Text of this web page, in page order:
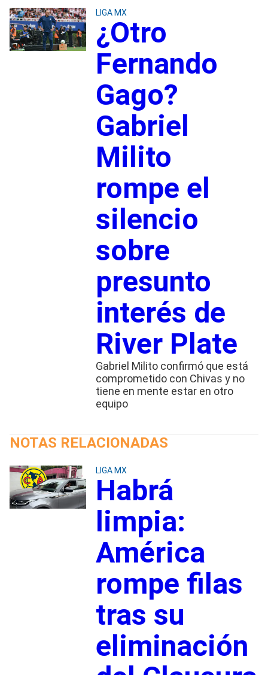
LIGA MX
¿Otro
Fernando
Gago?
Gabriel
Milito
rompe el
silencio
sobre
presunto
interés de
River Plate
Gabriel Milito confirmó que está
comprometido con Chivas y no
tiene en mente estar en otro
equipo
NOTAS RELACIONADAS
LIGA MX
Habrá
limpia:
América
rompe filas
tras su
eliminación